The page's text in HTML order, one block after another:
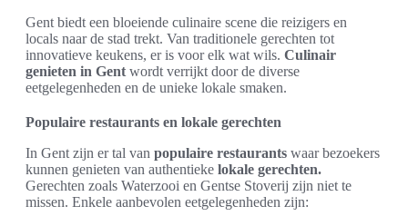
Gent biedt een bloeiende culinaire scene die reizigers en
locals naar de stad trekt. Van traditionele gerechten tot
innovatieve keukens, er is voor elk wat wils. Culinair
genieten in Gent wordt verrijkt door de diverse
eetgelegenheden en de unieke lokale smaken.
Populaire restaurants en lokale gerechten
In Gent zijn er tal van populaire restaurants waar bezoekers
kunnen genieten van authentieke lokale gerechten.
Gerechten zoals Waterzooi en Gentse Stoverij zijn niet te
missen. Enkele aanbevolen eetgelegenheden zijn: